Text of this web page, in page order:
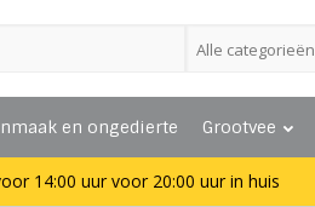
Alle categorieën
en ongedierte Grootvee
14:00 uur voor 20:00 uur in huis